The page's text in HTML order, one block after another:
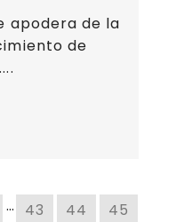
apodera de la
de
… 43 44
45